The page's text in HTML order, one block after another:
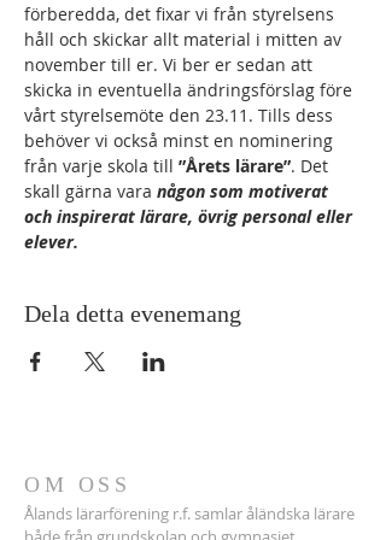
förberedda, det fixar vi från styrelsens
håll och skickar allt material i mitten av
november till er. Vi ber er sedan att
skicka in eventuella ändringsförslag före
vårt styrelsemöte den 23.11. Tills dess
behöver vi också minst en nominering
från varje skola till ”Årets lärare”. Det
skall gärna vara någon som motiverat
och inspirerat lärare, övrig personal eller
elever.
Dela detta evenemang
OM OSS
Ålands lärarförening r.f. samlar åländska lärare